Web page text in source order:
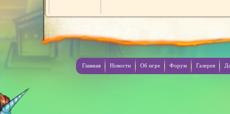
KPACTU
Главная Новости Об игре Форум Галерея